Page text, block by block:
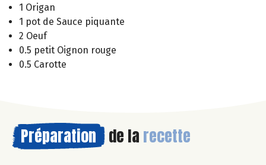
1 Origan
1 pot de Sauce piquante
2 Oeuf
0.5 petit Oignon rouge
0.5 Carotte
Préparation de la recette